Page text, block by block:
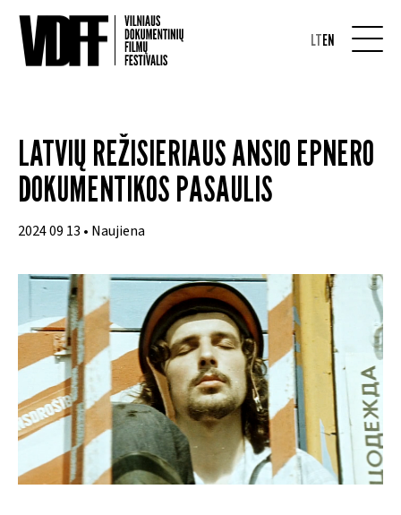
LTEN
LATVIŲ REŽISIERIAUS ANSIO EPNERO
DOKUMENTIKOS PASAULIS
2024 09 13 • Naujiena